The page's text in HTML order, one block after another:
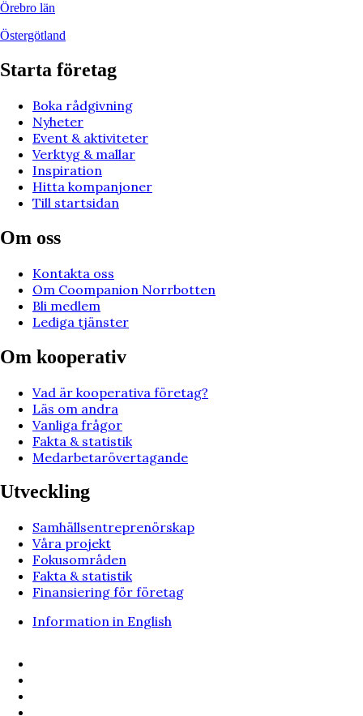
Örebro län
Östergötland
Starta företag
Boka rådgivning
Nyheter
Event & aktiviteter
Verktyg & mallar
Inspiration
Hitta kompanjoner
Till startsidan
Om oss
Kontakta oss
Om Coompanion Norrbotten
Bli medlem
Lediga tjänster
Om kooperativ
Vad är kooperativa företag?
Läs om andra
Vanliga frågor
Fakta & statistik
Medarbetarövertagande
Utveckling
Samhällsentreprenörskap
Våra projekt
Fokusområden
Fakta & statistik
Finansiering för företag
Information in English